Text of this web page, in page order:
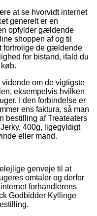
at se hvorvidt internet
generelt er en
opfylder gældende
shoppen af og til
fortrolige de gældende
for bistand, ifald du
vidende om de vigtigste
eksempelvis hvilken
I den forbindelse er
ens faktura, så man
bestilling af Treateaters
400g, ligegyldigt
eller mand.
genveje til at
omtaler og derfor
forhandlerens
Godbidder Kyllinge